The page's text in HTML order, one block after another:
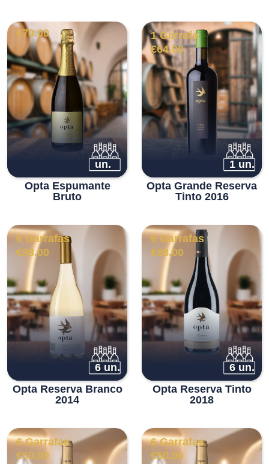
€70.00
un.
Opta Espumante
Bruto
1 Garrafa
€64.00
1 un.
Opta Grande Reserva
Tinto 2016
6 Garrafas
€88.00
6 un.
Opta Reserva Branco
2014
6 Garrafas
€88.00
6 un.
Opta Reserva Tinto
2018
6 Garrafas
€50.00
6 Garrafas
€50.00